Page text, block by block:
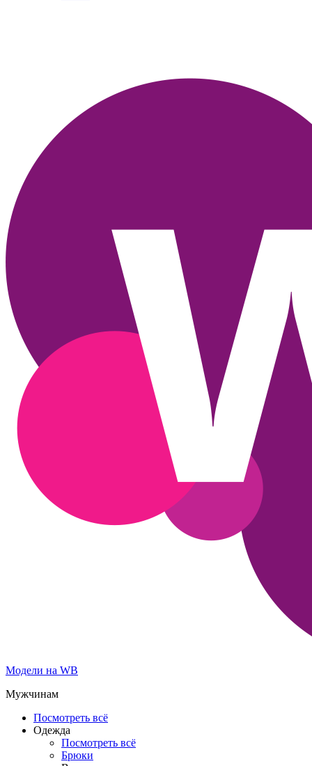
Модели на WB
Мужчинам
Посмотреть всё
Одежда
Посмотреть всё
Брюки